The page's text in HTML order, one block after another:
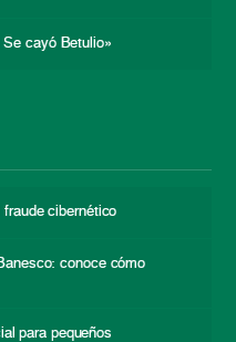
cayó Betulio»
fraude cibernético
conoce cómo
para pequeños